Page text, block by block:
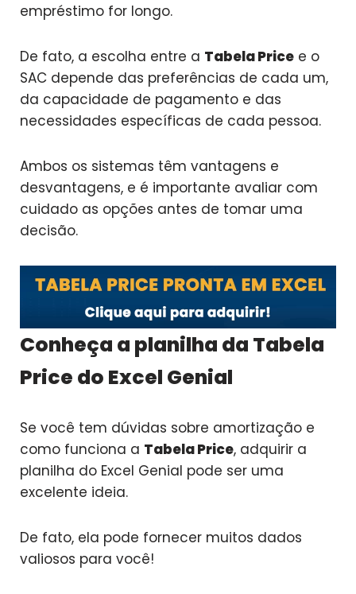
empréstimo for longo.
De fato, a escolha entre a Tabela Price e o
SAC depende das preferências de cada um,
da capacidade de pagamento e das
necessidades específicas de cada pessoa.
Ambos os sistemas têm vantagens e
desvantagens, e é importante avaliar com
cuidado as opções antes de tomar uma
decisão.
Conheça a planilha da Tabela
Price do Excel Genial
Se você tem dúvidas sobre amortização e
como funciona a Tabela Price, adquirir a
planilha do Excel Genial pode ser uma
excelente ideia.
De fato, ela pode fornecer muitos dados
valiosos para você!